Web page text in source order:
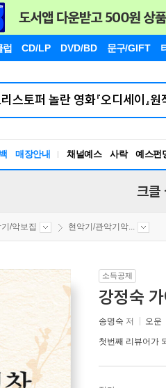
럽 CD/LP DVD/BD 문구/GIFT
매장안내 채널예스 사락 예스펀
크클
기/악보집 현악기/관악기악...
소득공제
강정숙
송명숙 저 오운
첫번째 리뷰어가